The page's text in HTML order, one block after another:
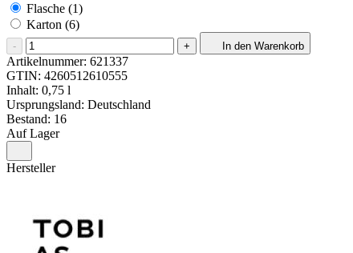
Flasche (1)
Karton (6)
- + In den Warenkorb
Artikelnummer: 621337
GTIN: 4260512610555
Inhalt: 0,75 l
Ursprungsland: Deutschland
Bestand: 16
Auf Lager
Hersteller